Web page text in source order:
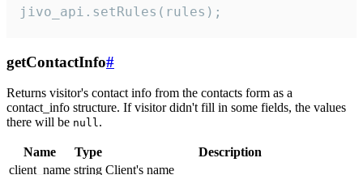
jivo_api.setRules(rules);
getContactInfo#
Returns visitor's contact info from the contacts form as a
contact_info structure. If visitor didn't fill in some fields, the values
there will be null.
Name Type
Description
client_name string Client's name